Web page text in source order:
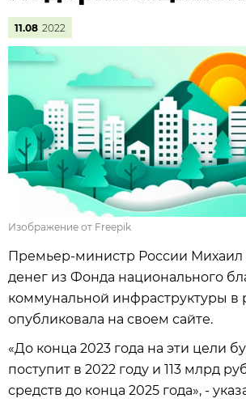
11.08 2022
Изображение от Freepik
Премьер-министр России
денег из Фонда национального
коммунальной инфраструктуры в
опубликовала на своем сайте.
«До конца 2023 года на эти цели
поступит в 2022 году и 113 млрд
средств до конца 2025 года», -